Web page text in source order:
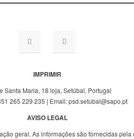
IMPRIMIR
Santa Maria, 18 loja, Setúbal, Portugal
265 229 235 | Email: psd.setubal@sapo.pt
AVISO LEGAL
geral. As informações são fornecidas